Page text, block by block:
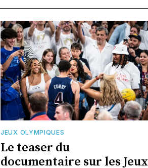
JEUX OLYMPIQUES
Le teaser du
documentaire sur les Jeux